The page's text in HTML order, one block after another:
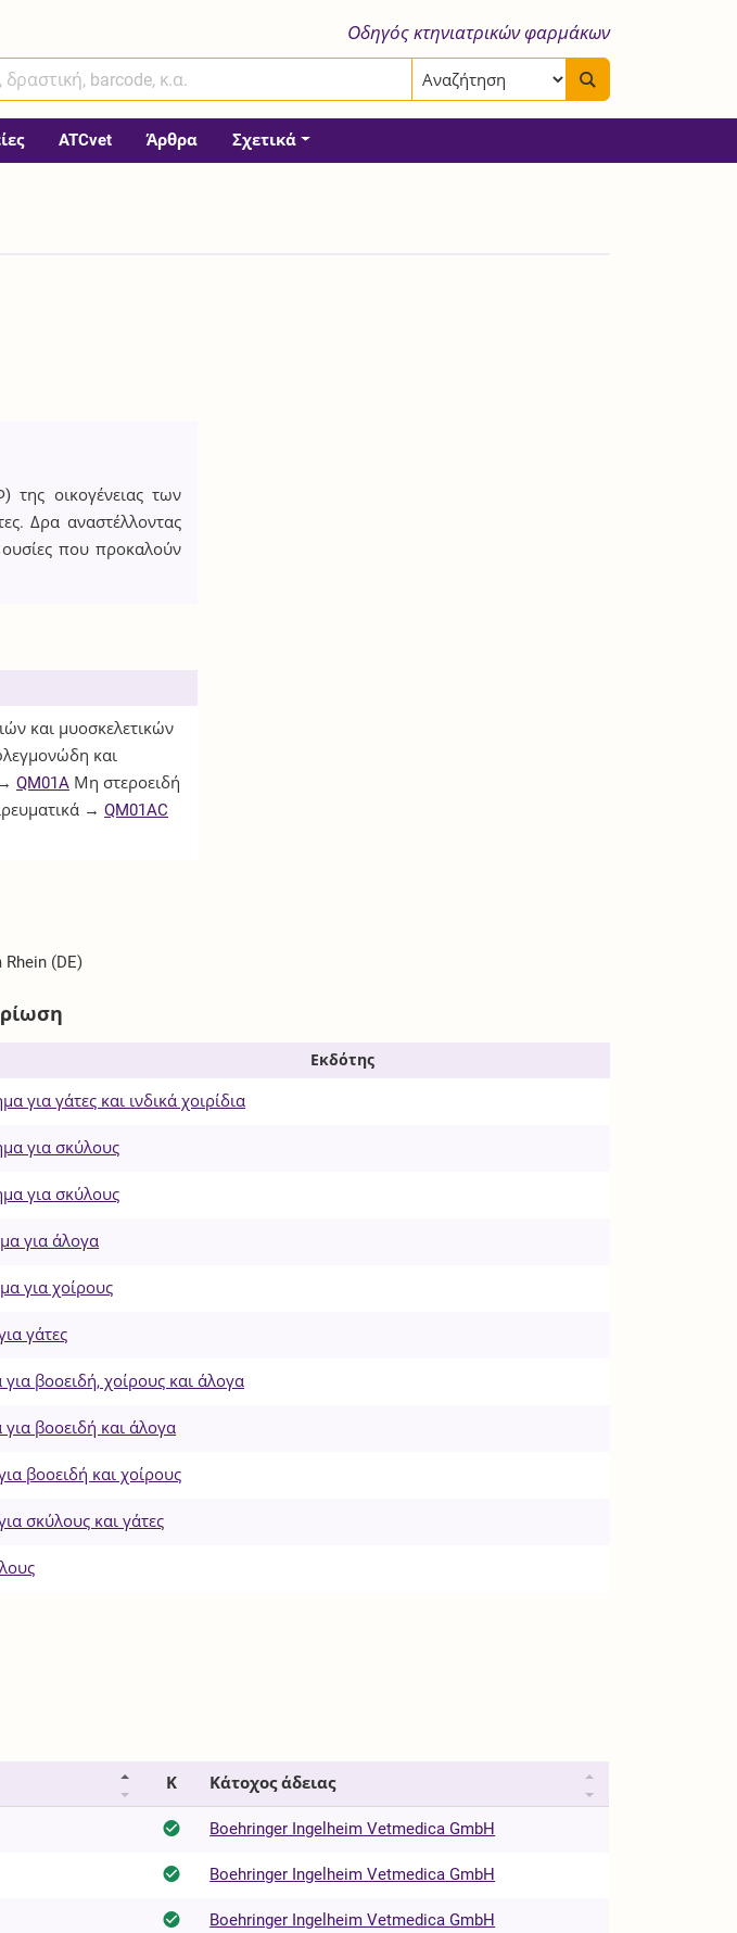
Οδηγός κτηνιατρικών φαρμάκων
ATCvet Άρθρα Σχετικά
της οικογένειας των
Δρα αναστέλλοντας
που προκαλούν
και μυοσκελετικών
και
QM01A Μη στεροειδή
→ QM01AC
(DE)
Εκδότης
για γάτες και ινδικά χοιρίδια
για σκύλους
για σκύλους
για άλογα
για χοίρους
γάτες
βοοειδή, χοίρους και άλογα
βοοειδή και άλογα
βοοειδή και χοίρους
σκύλους και γάτες
Κ Κάτοχος άδειας
Boehringer Ingelheim Vetmedica GmbH
Boehringer Ingelheim Vetmedica GmbH
Boehringer Ingelheim Vetmedica GmbH